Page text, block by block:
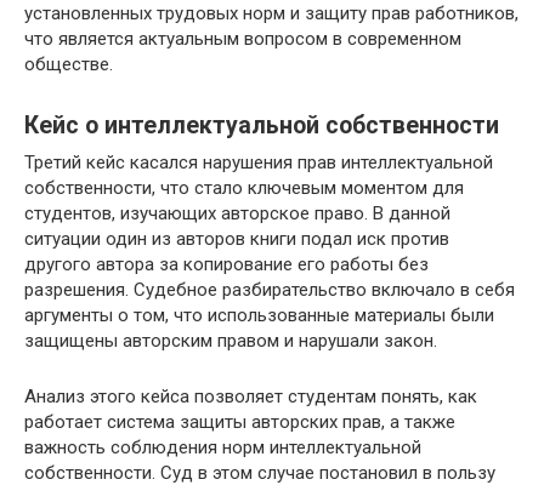
установленных трудовых норм и защиту прав работников,
что является актуальным вопросом в современном
обществе.
Кейс о интеллектуальной собственности
Третий кейс касался нарушения прав интеллектуальной
собственности, что стало ключевым моментом для
студентов, изучающих авторское право. В данной
ситуации один из авторов книги подал иск против
другого автора за копирование его работы без
разрешения. Судебное разбирательство включало в себя
аргументы о том, что использованные материалы были
защищены авторским правом и нарушали закон.
Анализ этого кейса позволяет студентам понять, как
работает система защиты авторских прав, а также
важность соблюдения норм интеллектуальной
собственности. Суд в этом случае постановил в пользу